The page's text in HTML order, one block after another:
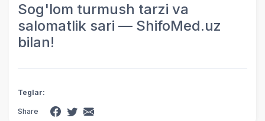
Sog'lom turmush tarzi va
salomatlik sari — ShifoMed.uz
bilan!
Teglar:
Share